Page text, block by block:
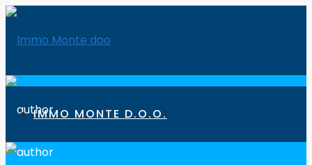
IMMO MONTE D.O.O.